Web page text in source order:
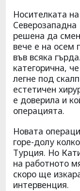
Носителката
Северозападна
решена да
вече е на осем
във всяка
категорична,
легне под
естетичен
е доверила и
операцията.
Новата
горе-долу
Турция. Но
на работното
скоро ще
интервенция.